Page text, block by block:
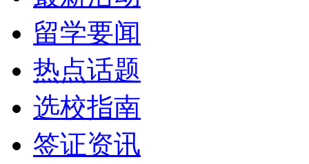
留学要闻
热点话题
选校指南
签证资讯